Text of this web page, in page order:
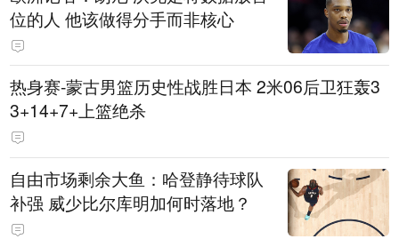
位的人 他该做得分手而非核心
热身赛-蒙古男篮历史性战胜日本 2米06后卫狂轰3
3+14+7+上篮绝杀
自由市场剩余大鱼：哈登静待球队
补强 威少比尔库明加何时落地？